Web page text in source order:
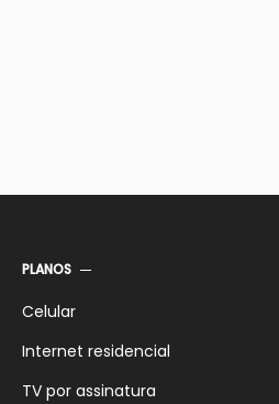
PLANOS
Celular
Internet residencial
TV por assinatura